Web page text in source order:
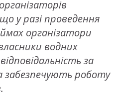
у разі проведення
організатори
водних
за
забезпечують роботу